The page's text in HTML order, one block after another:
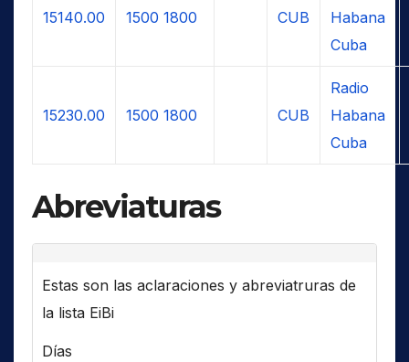
15140.00 1500 1800 CUB
Habana
Cuba
15230.00 1500 1800 CUB
Radio
Habana
Cuba
Abreviaturas
Estas son las aclaraciones y abreviatruras de
la lista EiBi
Días